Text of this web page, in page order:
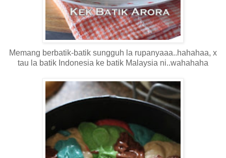
Memang berbatik-batik sungguh la rupanyaaa..hahahaa, x
tau la batik Indonesia ke batik Malaysia ni..wahahaha